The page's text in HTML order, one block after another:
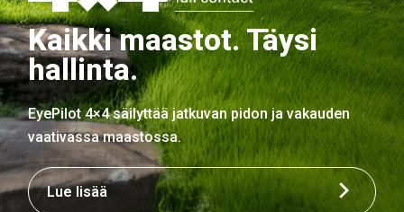
Kaikki maastot. Täysi
hallinta.
EyePilot 4×4 säilyttää jatkuvan pidon ja vakauden
vaativassa maastossa.
Lue lisää